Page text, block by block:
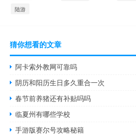
陆游
猜你想看的文章
阿卡索外教网可靠吗
阴历和阳历生日多久重合一次
春节前养猪还有补贴吗吗
临夏州有哪些学校
手游版赛尔号攻略秘籍